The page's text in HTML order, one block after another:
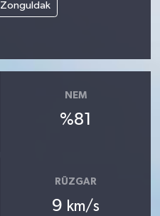
Zonguldak
NEM
%81
RÜZGAR
9 km/s